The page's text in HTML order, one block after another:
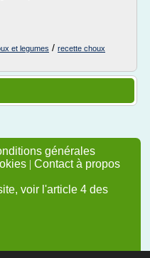
et legumes / recette choux
générales
| Contact à propos
voir l'article 4 des